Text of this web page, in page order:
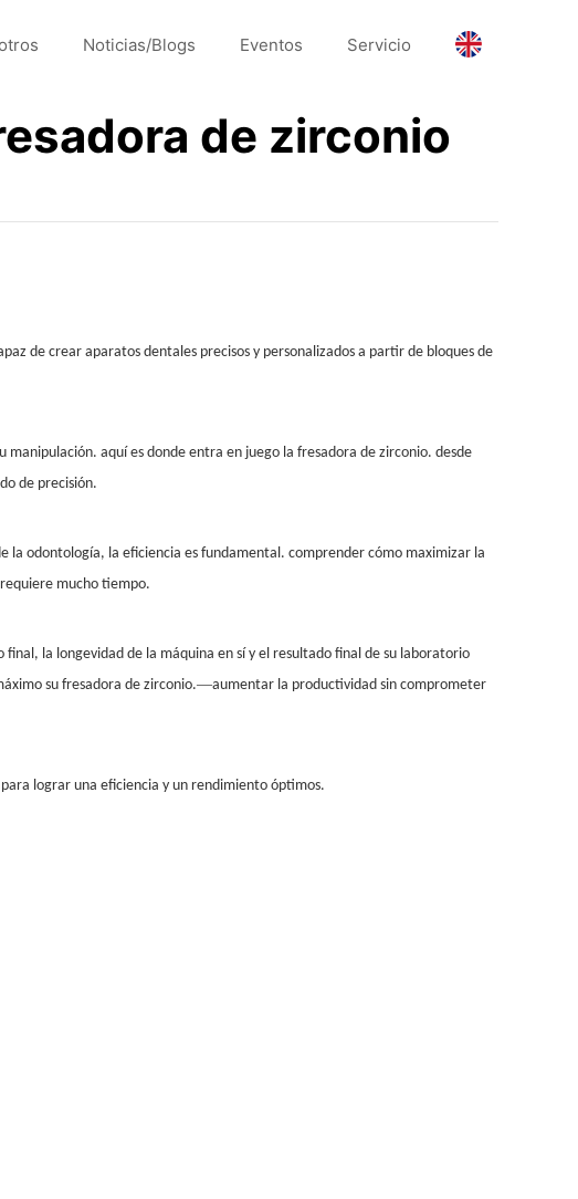
Noticias/Blogs Eventos Servicio
de zirconio
de crear aparatos dentales precisos y personalizados a partir de bloques de
aquí es donde entra en juego la fresadora de zirconio. desde
de precisión.
la odontología, la eficiencia es fundamental. comprender cómo maximizar la
mucho tiempo.
la longevidad de la máquina en sí y el resultado final de su laboratorio
su fresadora de zirconio.—aumentar la productividad sin comprometer
lograr una eficiencia y un rendimiento óptimos.